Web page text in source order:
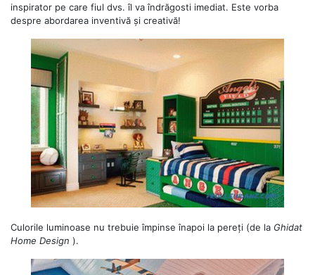
inspirator pe care fiul dvs. îl va îndrăgosti imediat. Este vorba
despre abordarea inventivă și creativă!
Culorile luminoase nu trebuie împinse înapoi la pereți (de la Ghidat
Home Design ).